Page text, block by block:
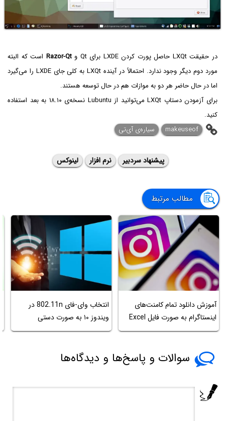
در حقیقت LXQt حاصل پورت کردن LXDE‌ برای Qt و Razor-Qt است که البته
مورد دوم دیگر وجود ندارد. احتمالاً در آینده LXQt به کلی جای LXDE را می‌گیرد
اما در حال حاضر هر دو به موازات هم در حال توسعه هستند.
برای آزمودن دستاپ LXQt می‌توانید از Lubuntu نسخه‌ی ۱۸.۱۰ به بعد استفاده
کنید.
makeuseof
سیاره‌ی ‌آی‌تی
پیشنهاد سردبیر نرم افزار لینوکس
مطالب مرتبط
آموزش دانلود تمام کامنت‌های
اینستاگرام به صورت فایل Excel
انتخاب وای-فای 802.11n در
ویندوز ۱۰ به صورت دستی
سوالات و پاسخ‌ها و دیدگاه‌ها